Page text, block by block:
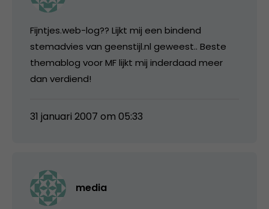
Fijntjes.web-log?? Lijkt mij een bindend
stemadvies van geenstijl.nl geweest.. Beste
themablog voor MF lijkt mij inderdaad meer
dan verdiend!
31 januari 2007 om 05:33
media